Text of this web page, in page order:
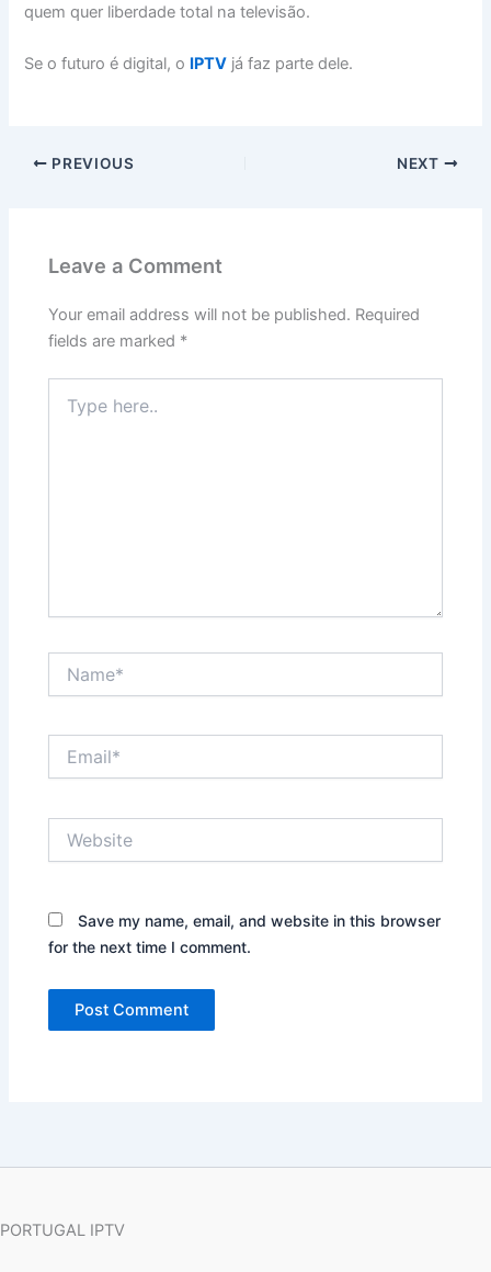
quem quer liberdade total na televisão.
Se o futuro é digital, o IPTV já faz parte dele.
PREVIOUS NEXT
Leave a Comment
Your email address will not be published. Required
fields are marked *
here..
Save my name, email, and website in this browser
for the next time I comment.
PORTUGAL IPTV